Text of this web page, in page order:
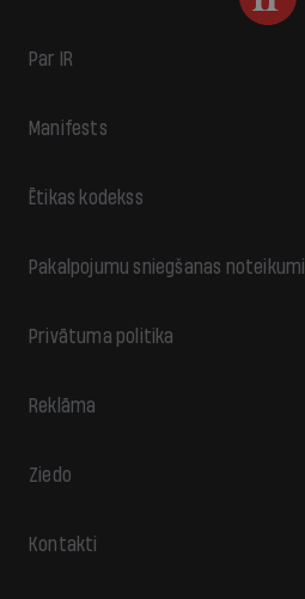
Par IR
Manifests
Ētikas kodekss
Pakalpojumu sniegšanas noteikumi
Privātuma politika
Reklāma
Ziedo
Kontakti